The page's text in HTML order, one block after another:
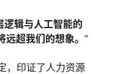
逻辑与人工智能的
超我们的想象。 ”
，印证了人力资源